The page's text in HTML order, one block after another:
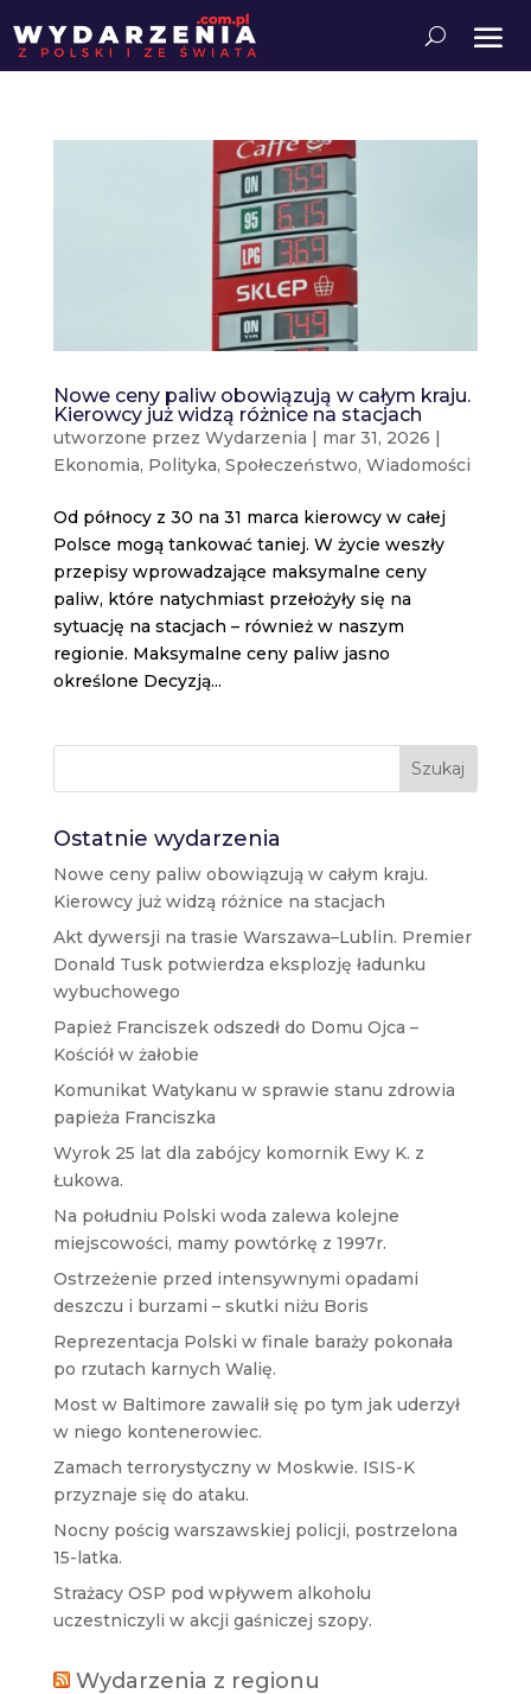
Nowe ceny paliw obowiązują w całym kraju.
Kierowcy już widzą różnice na stacjach
utworzone przez Wydarzenia | mar 31, 2026 |
Ekonomia, Polityka, Społeczeństwo, Wiadomości
Od północy z 30 na 31 marca kierowcy w całej
Polsce mogą tankować taniej. W życie weszły
przepisy wprowadzające maksymalne ceny
paliw, które natychmiast przełożyły się na
sytuację na stacjach – również w naszym
regionie. Maksymalne ceny paliw jasno
określone Decyzją...
Szukaj
Ostatnie wydarzenia
Nowe ceny paliw obowiązują w całym kraju.
Kierowcy już widzą różnice na stacjach
Akt dywersji na trasie Warszawa–Lublin. Premier
Donald Tusk potwierdza eksplozję ładunku
wybuchowego
Papież Franciszek odszedł do Domu Ojca –
Kościół w żałobie
Komunikat Watykanu w sprawie stanu zdrowia
papieża Franciszka
Wyrok 25 lat dla zabójcy komornik Ewy K. z
Łukowa.
Na południu Polski woda zalewa kolejne
miejscowości, mamy powtórkę z 1997r.
Ostrzeżenie przed intensywnymi opadami
deszczu i burzami – skutki niżu Boris
Reprezentacja Polski w finale baraży pokonała
po rzutach karnych Walię.
Most w Baltimore zawalił się po tym jak uderzył
w niego kontenerowiec.
Zamach terrorystyczny w Moskwie. ISIS-K
przyznaje się do ataku.
Nocny pościg warszawskiej policji, postrzelona
15-latka.
Strażacy OSP pod wpływem alkoholu
uczestniczyli w akcji gaśniczej szopy.
Wydarzenia z regionu